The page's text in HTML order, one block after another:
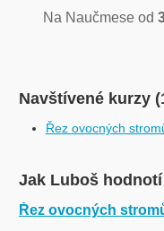
Na Naučmese od
Navštívené kurzy
Řez ovocných
Jak Luboš
Řez ovocných